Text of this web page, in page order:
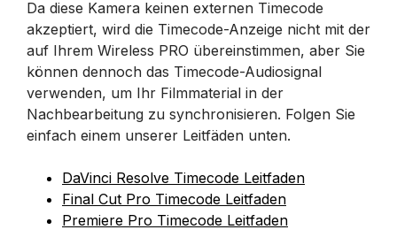
Da diese Kamera keinen externen Timecode
akzeptiert, wird die Timecode-Anzeige nicht mit der
auf Ihrem Wireless PRO übereinstimmen, aber Sie
können dennoch das Timecode-Audiosignal
verwenden, um Ihr Filmmaterial in der
Nachbearbeitung zu synchronisieren. Folgen Sie
einfach einem unserer Leitfäden unten.
DaVinci Resolve Timecode Leitfaden
Final Cut Pro Timecode Leitfaden
Premiere Pro Timecode Leitfaden